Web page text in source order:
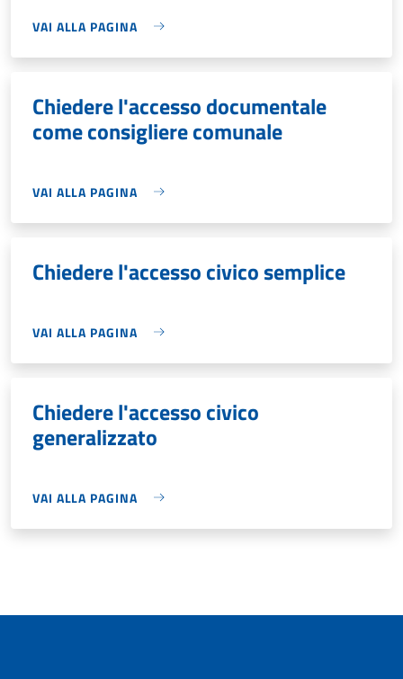
VAI ALLA PAGINA
Chiedere l'accesso documentale
come consigliere comunale
VAI ALLA PAGINA
Chiedere l'accesso civico semplice
VAI ALLA PAGINA
Chiedere l'accesso civico
generalizzato
VAI ALLA PAGINA